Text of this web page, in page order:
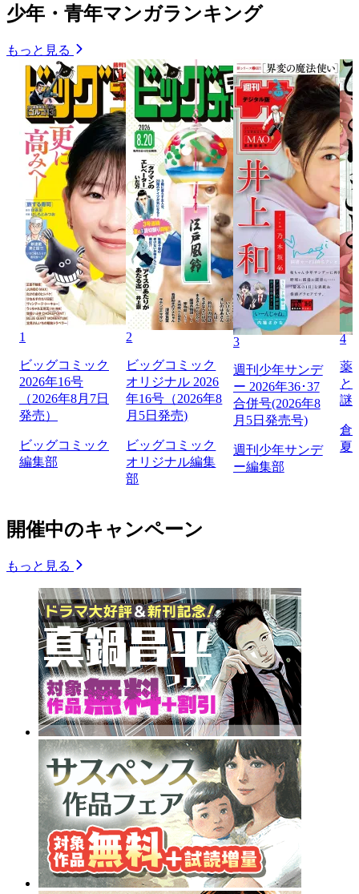
少年・青年マンガランキング
もっと見る
1
ビッグコミック
2026年16号
（2026年8月7日
発売）
ビッグコミック
編集部
2
ビッグコミック
オリジナル 2026
年16号（2026年8
月5日発売)
ビッグコミック
オリジナル編集
部
3
週刊少年サンデ
ー 2026年36･37
合併号(2026年8
月5日発売号)
週刊少年サンデ
ー編集部
4
薬
と
謎
倉
夏
開催中のキャンペーン
もっと見る